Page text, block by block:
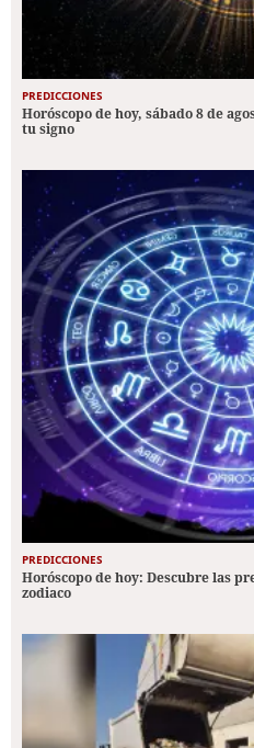
PREDICCIONES
Horóscopo de hoy, sábado 8 de
tu signo
PREDICCIONES
Horóscopo de hoy: Descubre las
zodiaco